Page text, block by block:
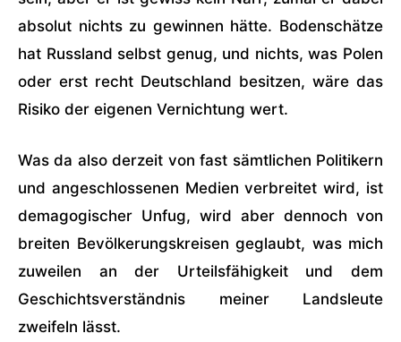
absolut nichts zu gewinnen hätte. Bodenschätze
hat Russland selbst genug, und nichts, was Polen
oder erst recht Deutschland besitzen, wäre das
Risiko der eigenen Vernichtung wert.
Was da also derzeit von fast sämtlichen Politikern
und angeschlossenen Medien verbreitet wird, ist
demagogischer Unfug, wird aber dennoch von
breiten Bevölkerungskreisen geglaubt, was mich
zuweilen an der Urteilsfähigkeit und dem
Geschichtsverständnis meiner Landsleute
zweifeln lässt.